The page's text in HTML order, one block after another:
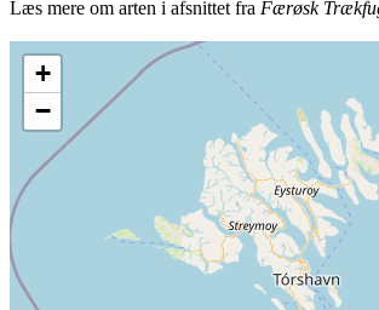
Læs mere om arten i afsnittet fra Færøsk
+
−